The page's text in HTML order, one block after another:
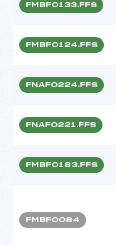
FMBF0133.FFS
FMBF0124.FFS
FNAF0224.FFS
FNAF0221.FFS
FMBF0183.FFS
FMBF0084